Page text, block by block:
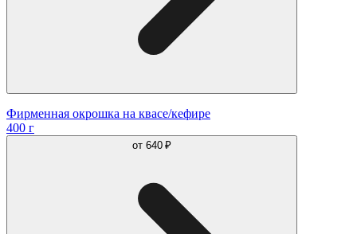
Фирменная окрошка на квасе/кефире
400 г
от 640 ₽